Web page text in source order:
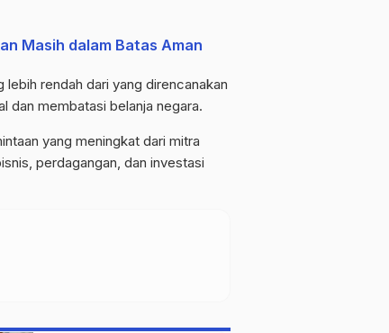
Masih dalam Batas Aman
lebih rendah dari yang direncanakan
dan membatasi belanja negara.
yang meningkat dari mitra
perdagangan, dan investasi